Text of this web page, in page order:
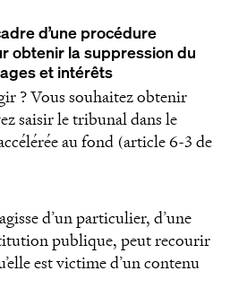
d’une procédure
obtenir la suppression du
et intérêts
? Vous souhaitez obtenir
saisir le tribunal dans le
au fond (article 6-3 de
d’un particulier, d’une
publique, peut recourir
est victime d’un contenu